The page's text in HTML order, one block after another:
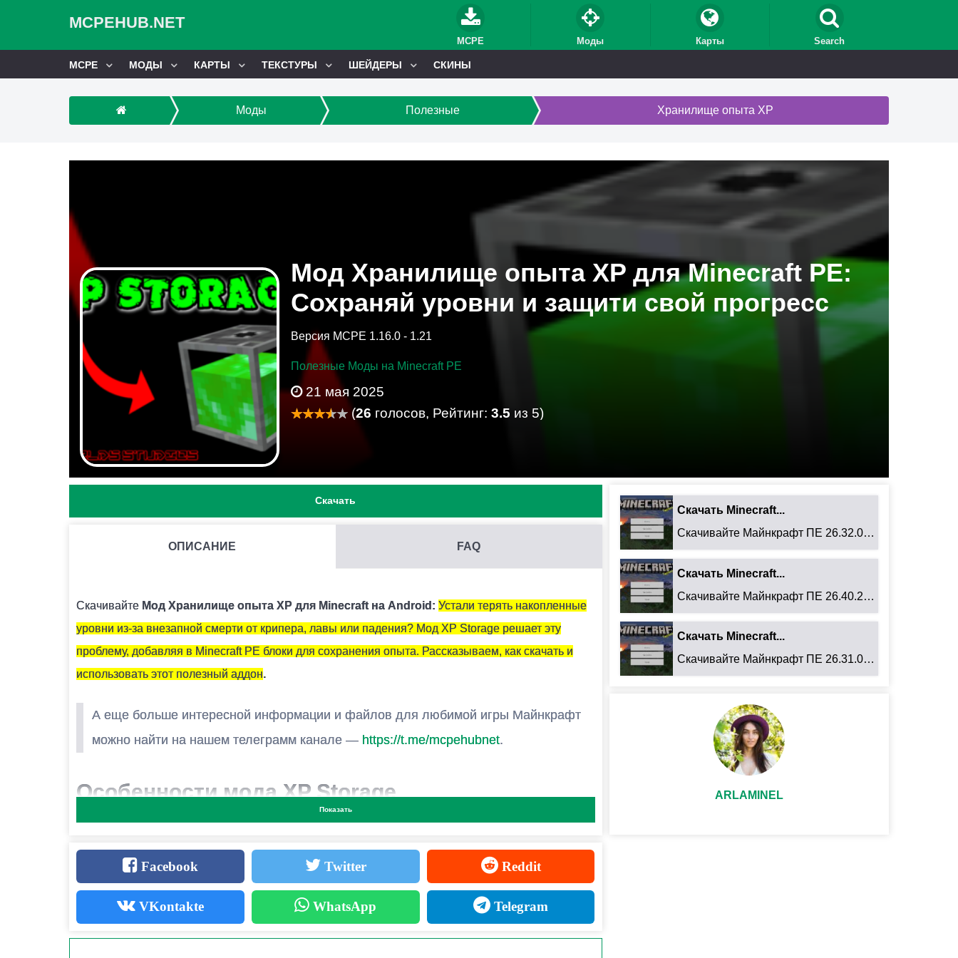
MCPEHUB.NET
MCPE Моды Карты Search
MCPE МОДЫ КАРТЫ ТЕКСТУРЫ ШЕЙДЕРЫ СКИНЫ
Моды Полезные Хранилище опыта XP
Мод Хранилище опыта XP для Minecraft PE:
Сохраняй уровни и защити свой прогресс
Версия MCPE 1.16.0 - 1.21
Полезные Моды на Minecraft PE
21 мая 2025
(26 голосов, Рейтинг: 3.5 из 5)
Скачать
ОПИСАНИЕ FAQ
Скачивайте Мод Хранилище опыта XP для Minecraft на Android: Устали терять накопленные
уровни из-за внезапной смерти от крипера, лавы или падения? Мод XP Storage решает эту
проблему, добавляя в Minecraft PE блоки для сохранения опыта. Рассказываем, как скачать и
использовать этот полезный аддон.
А еще больше интересной информации и файлов для любимой игры Майнкрафт
можно найти на нашем телеграмм канале — https://t.me/mcpehubnet.
Особенности мода XP Storage
Создайтеблок памяти XP, чтобы хранить до10 уровнейв каждом.
Количество блоков не ограничено — сохраняйте сотни уровней и создавайте целые
Показать
Да, для этого достаточно просто быть владельцем карты и установить на неё эту модификацию.
Facebook Twitter Reddit
VKontakte WhatsApp Telegram
Скачать Minecraft...
Скачивайте Майнкрафт ПЕ 26.32.02 для Android: ...
Скачать Minecraft...
Скачивайте Майнкрафт ПЕ 26.40.27 для Android: ...
Скачать Minecraft...
Скачивайте Майнкрафт ПЕ 26.31.01 для Android: ...
ARLAMINEL